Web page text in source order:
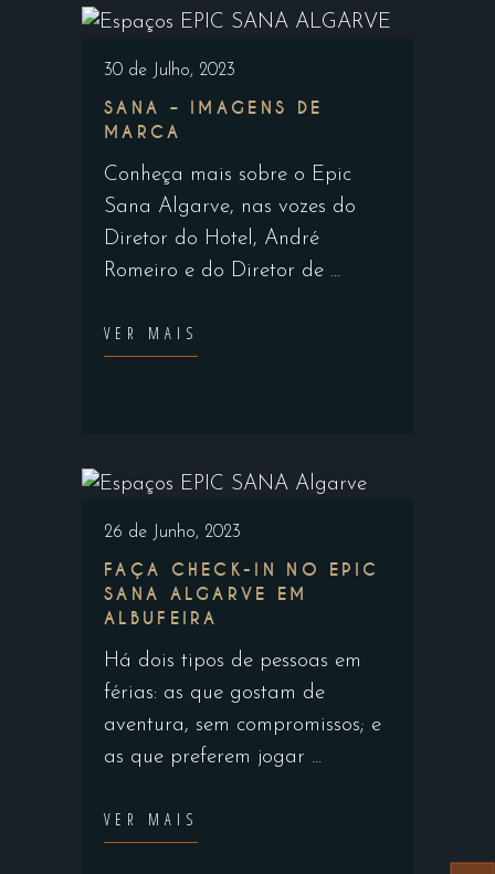
30 de Julho, 2023
SANA – IMAGENS DE
MARCA
Conheça mais sobre o Epic
Sana Algarve, nas vozes do
Diretor do Hotel, André
Romeiro e do Diretor de
VER MAIS
26 de Junho, 2023
FAÇA CHECK-IN NO EPIC
SANA ALGARVE EM
ALBUFEIRA
Há dois tipos de pessoas em
férias: as que gostam de
aventura, sem compromissos; e
as que preferem jogar
VER MAIS